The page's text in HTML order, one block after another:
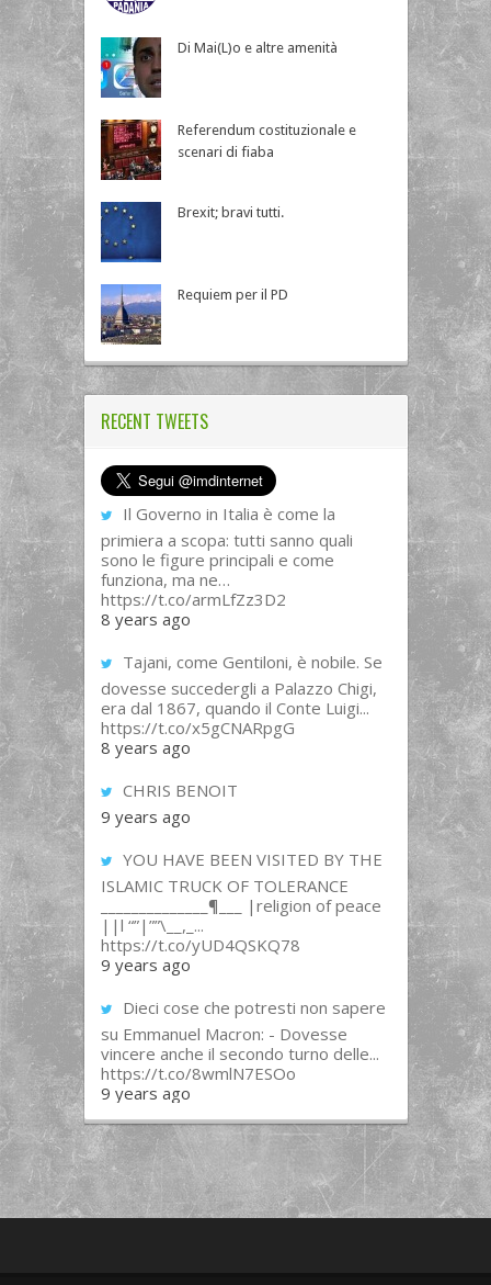
Di Mai(L)o e altre amenità
Referendum costituzionale e
scenari di fiaba
Brexit; bravi tutti.
Requiem per il PD
RECENT TWEETS
Il Governo in Italia è come la
primiera a scopa: tutti sanno quali
sono le figure principali e come
funziona, ma ne…
https://t.co/armLfZz3D2
8 years ago
Tajani, come Gentiloni, è nobile. Se
dovesse succedergli a Palazzo Chigi,
era dal 1867, quando il Conte Luigi...
https://t.co/x5gCNARpgG
8 years ago
CHRIS BENOIT
9 years ago
YOU HAVE BEEN VISITED BY THE
ISLAMIC TRUCK OF TOLERANCE
______________¶___ |religion of peace
||l “”|””\__,_...
https://t.co/yUD4QSKQ78
9 years ago
Dieci cose che potresti non sapere
su Emmanuel Macron: - Dovesse
vincere anche il secondo turno delle...
https://t.co/8wmlN7ESOo
9 years ago